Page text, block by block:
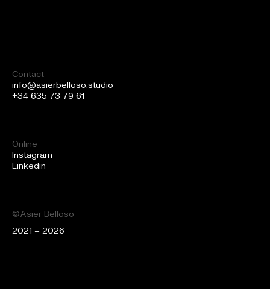
Contact
info@asierbelloso.studio
+34 635 73 79 61
Online
Instagram
Linkedin
©Asier Belloso
2021 – 2026